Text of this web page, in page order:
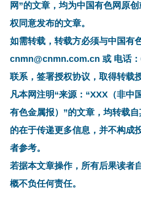
网”的文章，均为中国有色网原
权同意发布的文章。
如需转载，转载方必须与中国有
cnmn@cnmn.com.cn 或 电话：
联系，签署授权协议，取得转载
凡本网注明“来源：“XXX（非中
有色金属报）”的文章，均转载自
的在于传递更多信息，并不构成
者参考。
若据本文章操作，所有后果读者
概不负任何责任。